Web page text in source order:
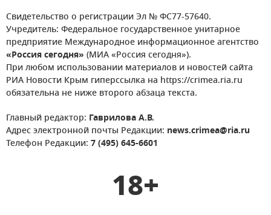
Свидетельство о регистрации Эл № ФС77-57640.
Учредитель: Федеральное государственное унитарное
предприятие Международное информационное агентство
«Россия сегодня» (МИА «Россия сегодня»).
При любом использовании материалов и новостей сайта
РИА Новости Крым гиперссылка на https://crimea.ria.ru
обязательна не ниже второго абзаца текста.
Главный редактор: Гаврилова А.В.
Адрес электронной почты Редакции: news.crimea@ria.ru
Телефон Редакции: 7 (495) 645-6601
18+